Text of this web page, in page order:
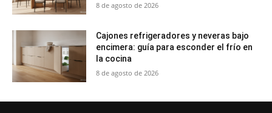
8 de agosto de 2026
Cajones refrigeradores y neveras bajo
encimera: guía para esconder el frío en
la cocina
8 de agosto de 2026